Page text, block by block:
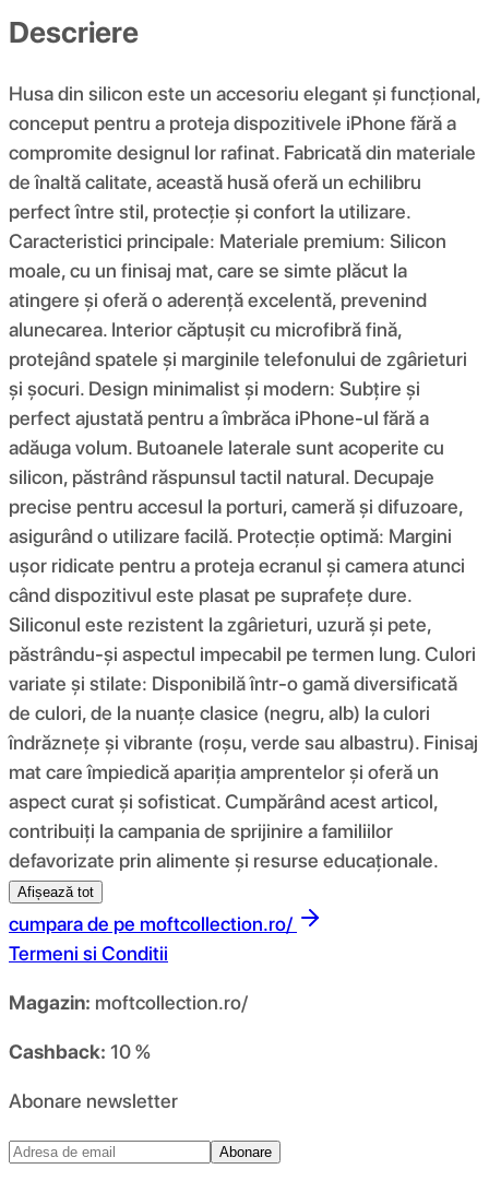
Descriere
Husa din silicon este un accesoriu elegant și funcțional,
conceput pentru a proteja dispozitivele iPhone fără a
compromite designul lor rafinat. Fabricată din materiale
de înaltă calitate, această husă oferă un echilibru
perfect între stil, protecție și confort la utilizare.
Caracteristici principale: Materiale premium: Silicon
moale, cu un finisaj mat, care se simte plăcut la
atingere și oferă o aderență excelentă, prevenind
alunecarea. Interior căptușit cu microfibră fină,
protejând spatele și marginile telefonului de zgârieturi
și șocuri. Design minimalist și modern: Subțire și
perfect ajustată pentru a îmbrăca iPhone-ul fără a
adăuga volum. Butoanele laterale sunt acoperite cu
silicon, păstrând răspunsul tactil natural. Decupaje
precise pentru accesul la porturi, cameră și difuzoare,
asigurând o utilizare facilă. Protecție optimă: Margini
ușor ridicate pentru a proteja ecranul și camera atunci
când dispozitivul este plasat pe suprafețe dure.
Siliconul este rezistent la zgârieturi, uzură și pete,
păstrându-și aspectul impecabil pe termen lung. Culori
variate și stilate: Disponibilă într-o gamă diversificată
de culori, de la nuanțe clasice (negru, alb) la culori
îndrăznețe și vibrante (roșu, verde sau albastru). Finisaj
mat care împiedică apariția amprentelor și oferă un
aspect curat și sofisticat. Cumpărând acest articol,
contribuiți la campania de sprijinire a familiilor
defavorizate prin alimente și resurse educaționale.
Afișează tot
cumpara de pe moftcollection.ro/
Termeni si Conditii
Magazin: moftcollection.ro/
Cashback: 10 %
Abonare newsletter
Abonare